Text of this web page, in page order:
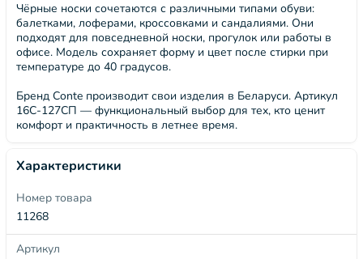
Чёрные носки сочетаются с различными типами обуви:
балетками, лоферами, кроссовками и сандалиями. Они
подходят для повседневной носки, прогулок или работы в
офисе. Модель сохраняет форму и цвет после стирки при
температуре до 40 градусов.
Бренд Conte производит свои изделия в Беларуси. Артикул
16С-127СП — функциональный выбор для тех, кто ценит
комфорт и практичность в летнее время.
Характеристики
Номер товара
11268
Артикул